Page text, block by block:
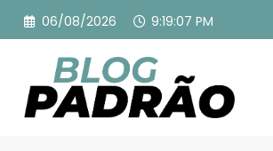
Pular
para
conteúdo
06/08/2026 9:19:08 PM